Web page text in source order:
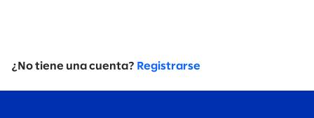
¿No tiene una cuenta? Registrarse